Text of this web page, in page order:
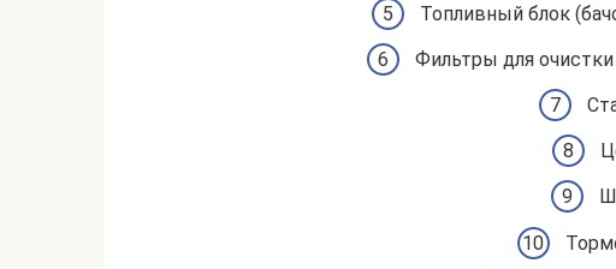
Топливный блок
Фильтры для